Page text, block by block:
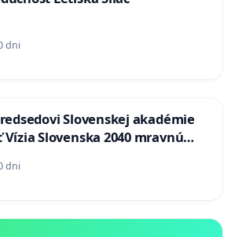
dni
Slovenskej akadémie
Slovenska 2040 mravnú
dni